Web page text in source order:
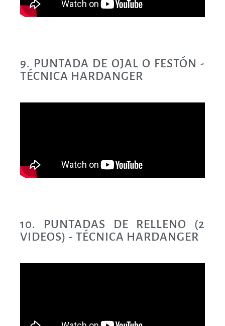
9. PUNTADA DE OJAL O FESTÓN -
TÉCNICA HARDANGER
10. PUNTADAS DE RELLENO (2
VIDEOS) - TÉCNICA HARDANGER